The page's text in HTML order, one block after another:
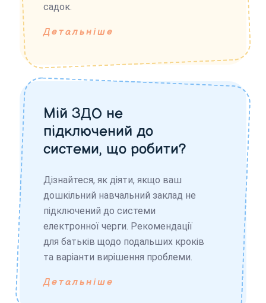
садок.
Детальніше
Мій ЗДО не
підключений до
системи, що робити?
Дізнайтеся, як діяти, якщо ваш
дошкільний навчальний заклад не
підключений до системи
електронної черги. Рекомендації
для батьків щодо подальших кроків
та варіанти вирішення проблеми.
Детальніше